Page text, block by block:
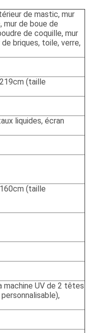
de mastic, mur
mur de boue de
de coquille, mur
de briques, toile, verre,
(taille
liquides, écran
(taille
machine UV de 2 têtes